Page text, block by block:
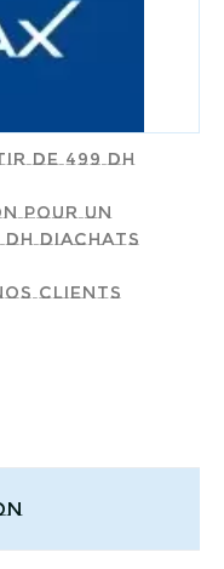
de 499 dh
pour un
d'achats
clients